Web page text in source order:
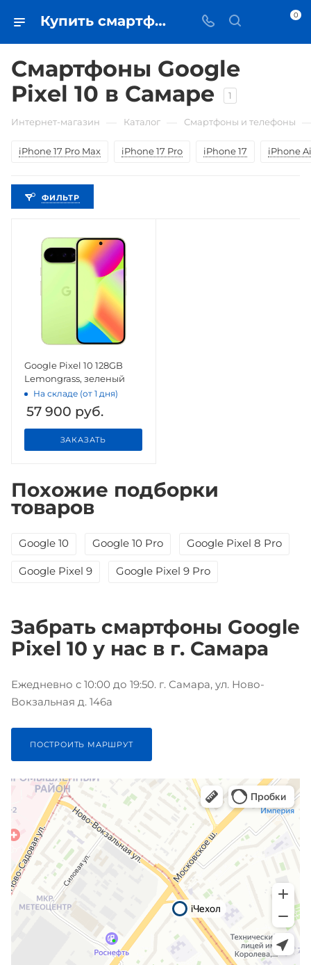
Купить смартфоны Google Pixel 10 в Самаре - цена в iЧехол 0
Смартфоны Google
Pixel 10 в Самаре
1
Интернет-магазин Каталог Смартфоны и телефоны
iPhone 17 Pro Max iPhone 17 Pro iPhone 17 iPhone
ФИЛЬТР
Google Pixel 10 128GB
Lemongrass, зеленый
На складе (от 1 дня)
57 900 руб.
ЗАКАЗАТЬ
Похожие подборки
товаров
Google 10 Google 10 Pro Google Pixel 8 Pro
Google Pixel 9 Google Pixel 9 Pro
Забрать смартфоны Google
Pixel 10 у нас в г. Самара
Ежедневно с 10:00 до 19:50. г. Самара, ул. Ново-
Вокзальная д. 146а
ПОСТРОИТЬ МАРШРУТ